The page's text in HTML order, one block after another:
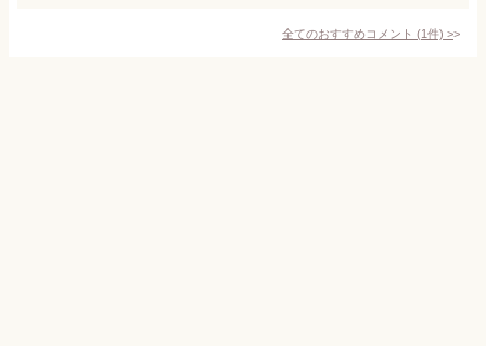
全てのおすすめコメント (1件) >